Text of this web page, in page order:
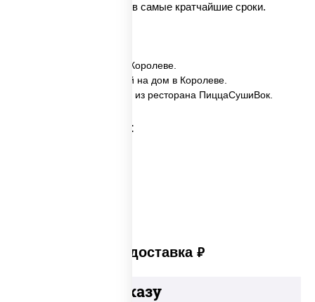
Маки» осуществляется в самые кратчайшие сроки.
✅ Унаги маки заказать в Королеве.
✅ Унаги маки с доставкой на дом в Королеве.
✅ Унаги маки в Королеве из ресторана ПиццаСушиВок.
Категории товара:
Платная доставка руб
Добавьте к заказу